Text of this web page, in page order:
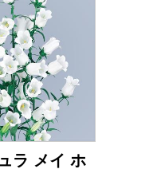
ラ メイ ホ